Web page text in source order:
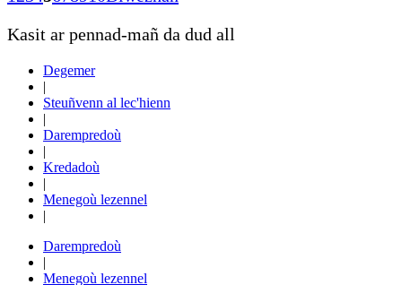
Kasit ar pennad-mañ da dud all
Degemer
|
Steuñvenn al lec'hienn
|
Darempredoù
|
Kredadoù
|
Menegoù lezennel
|
Darempredoù
|
Menegoù lezennel